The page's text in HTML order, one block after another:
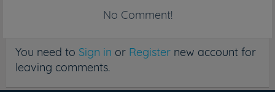
No Comment!
You need to Sign in or Register new account for
leaving comments.